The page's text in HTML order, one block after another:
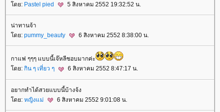
ดย: Pastel pied 5 สิงหาคม 2552 19:32:52 น.
น่าทานจ้า
ดย: pummy_beauty 6 สิงหาคม 2552 8:38:00 น.
กาแฟ ๆๆๆ แบบนี้เจ๊หลีชอบมากค่ะ
ดย: กิน ๆ เที่ยว ๆ 6 สิงหาคม 2552 8:47:17 น.
อยากทำได้สวยแบบนี้บ้างจ้ง
ดย: หญิงแม่ 6 สิงหาคม 2552 9:01:08 น.